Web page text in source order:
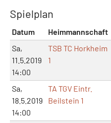
Spielplan
Datum Heimmannschaft
Sa,
11.5.2019
14:00
TSB TC Horkheim
1
Sa,
18.5.2019
14:00
TA TGV Eintr.
Beilstein 1